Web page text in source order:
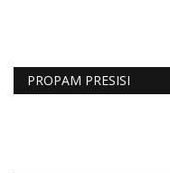
PROPAM PRESISI